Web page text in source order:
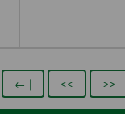
← | << >>